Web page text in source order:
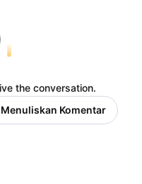
the conversation.
Komentar